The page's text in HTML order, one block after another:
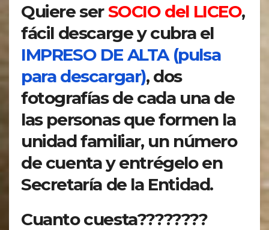
Quiere serSOCIO del LICEO,
fácil descarge y cubra el
IMPRESO DE ALTA (pulsa
para descargar), dos
fotografías de cada una de
las personas que formen la
unidad familiar, un número
de cuenta y entrégelo en
Secretaría de la Entidad.
Cuanto cuesta????????